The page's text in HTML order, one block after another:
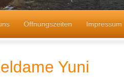
Öffnungszeiten Impressum
Yuni